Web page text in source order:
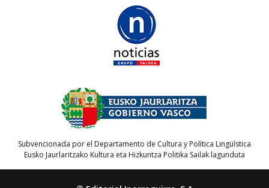
Subvencionada por el Departamento de Cultura y Política Lingüística
Eusko Jaurlaritzako Kultura eta Hizkuntza Politika Sailak lagunduta